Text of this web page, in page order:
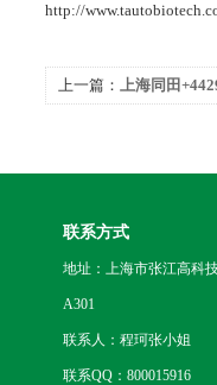
http://
上一篇： 上海同田
联系方式
地址：上海市张江高科
A301
联系人：程珂张小姐
联系QQ：800015916